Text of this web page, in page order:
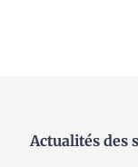
Actualités des